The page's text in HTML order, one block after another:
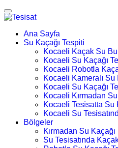
Ana Sayfa
Su Kaçağı Tespiti
Kocaeli Kaçak Su
Kocaeli Su Kaçağı
Kocaeli Robotla
Kocaeli Kameralı Su
Kocaeli Su Kaçağı
Kocaeli Kırmadan
Kocaeli Tesisatta Su
Kocaeli Su
Bölgeler
Kırmadan Su
Su Tesisatında